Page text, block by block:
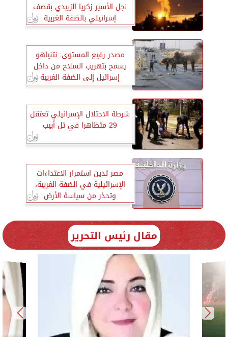
نجل الأسير زكريا الزبيدي بقصف
إسرائيلي بالضفة الغربية
مصدر رفيع المستوى: نتنياهو
يسمح بتهريب السلاح من داخل
إسرائيل إلى الضفة الغربية
شرطة الاحتلال الإسرائيلي تعتقل
29 متظاهرا في تل أبيب
مصر تدين استمرار الاعتداءات
الإسرائيلية في الضفة الغربية،
وتحذر من سياسة الأرض
المحروقة
مقال رئيس التحرير